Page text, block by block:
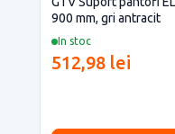
In stoc
900 mm, gri antracit
512,98 lei